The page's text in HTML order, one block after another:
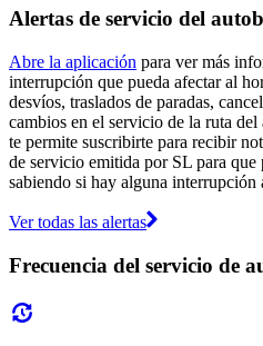
Alertas de servicio del
Abre la aplicación para ver más
interrupción que pueda afectar al
desvíos, traslados de paradas,
cambios en el servicio de la ruta del
te permite suscribirte para recibir
de servicio emitida por SL para
sabiendo si hay alguna interrupción
Ver todas las alertas
Frecuencia del servicio de